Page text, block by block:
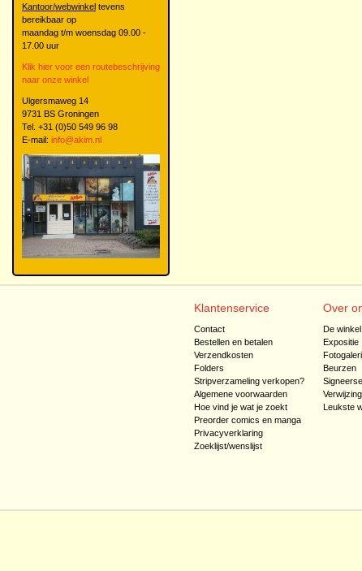
Kantoor/webwinkel tevens
bereikbaar op
maandag t/m woensdag 09.00 -
17.00 uur
Klik hier voor een routebeschrijving
naar onze winkel
Ulgersmaweg 14
9731 BS Groningen
Tel. +31 (0)50 549 96 98
E-mail: info@akim.nl
Klantenservice
Contact
Bestellen en betalen
Verzendkosten
Folders
Stripverzameling verkopen?
Algemene voorwaarden
Hoe vind je wat je zoekt
Preorder comics en manga
Privacyverklaring
Zoeklijst/wenslijst
Over
De winkel
Expositie
Beurzen
Leukste